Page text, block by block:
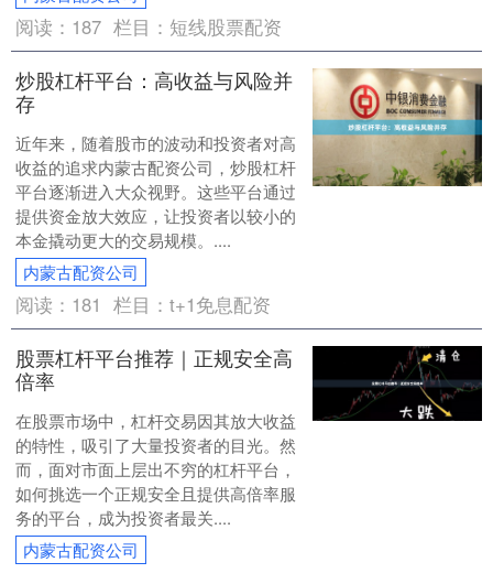
阅读： 187 栏目： 短线股票配资
炒股杠杆平台：高收益与风险并
存
近年来，随着股市的波动和投资者对高
收益的追求内蒙古配资公司，炒股杠杆
平台逐渐进入大众视野。这些平台通过
提供资金放大效应，让投资者以较小的
本金撬动更大的交易规模。....
内蒙古配资公司
阅读： 181 栏目：t+1免息配资
股票杠杆平台推荐｜正规安全高
倍率
在股票市场中，杠杆交易因其放大收益
的特性，吸引了大量投资者的目光。然
而，面对市面上层出不穷的杠杆平台，
如何挑选一个正规安全且提供高倍率服
务的平台，成为投资者最关....
内蒙古配资公司